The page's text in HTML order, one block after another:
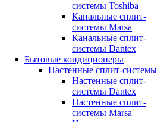
системы Toshiba
Канальные сплит-
системы Marsa
Канальные сплит-
системы Dantex
Бытовые кондиционеры
Настенные сплит-системы
Настенные сплит-
системы Dantex
Настенные сплит-
системы Marsa